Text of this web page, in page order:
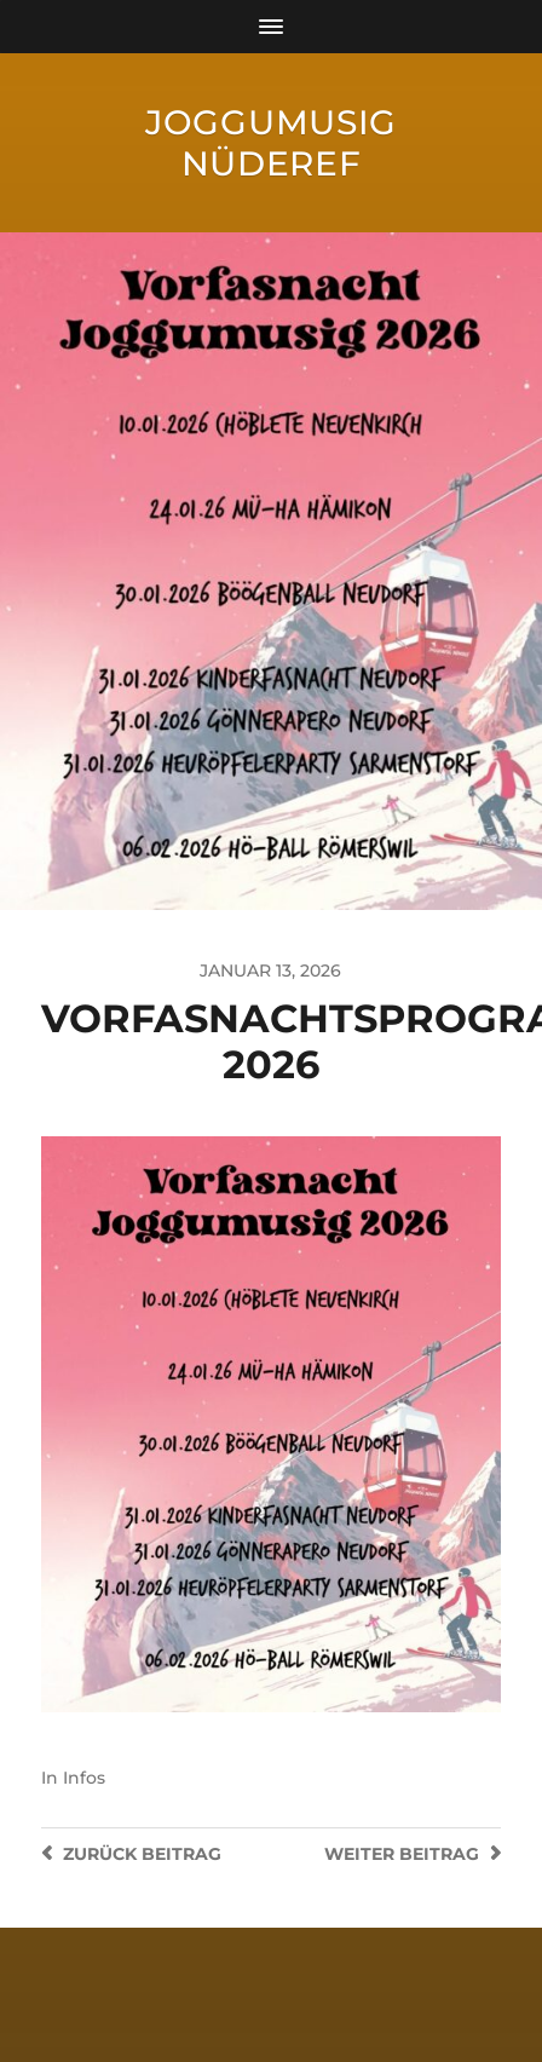
JOGGUMUSIG
NÜDEREF
JANUAR 13, 2026
2026
In Infos
WEITER BEITRAG
ZURÜCKBEITRAG